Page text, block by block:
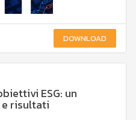
DOWNLOAD
ESG: un
risultati